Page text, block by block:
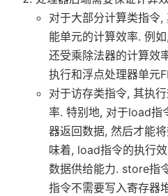
对于大部分计算类指令
能单元的计算效率. 例
还受乘除法器的计算效
执行和浮点处理器单元
对于访存类指令, 其执
率. 特别地, 对于load指
器返回数据, 然后才能
味着, load指令的执行
数据供给能力. store指
指令不需要写入寄存器